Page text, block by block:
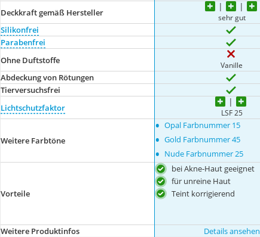
Deckkraft gemäß Hersteller sehr gut
Silikonfrei
Parabenfrei
Ohne Duftstoffe
Vanille
Abdeckung von Rötungen
Tierversuchsfrei
Lichtschutzfaktor
LSF 25
Weitere Farbtöne
• Opal Farbnummer 15
• Gold Farbnummer 45
• Nude Farbnummer 25
Vorteile
bei Akne-Haut geeignet
für unreine Haut
Teint korrigierend
Weitere Produktinfos
Details ansehen